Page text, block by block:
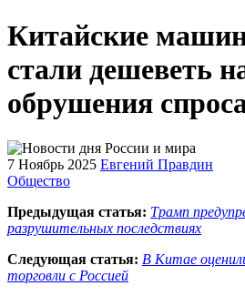
Китайские
стали дешеветь
обрушения
7 Ноябрь 2025 Евгений Правдин
Общество
Предыдущая статья: Трамп
разрушительных последствиях
Следующая статья: В Китае
торговли с Россией